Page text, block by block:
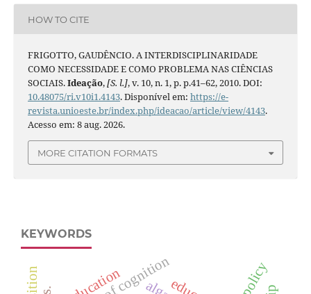
HOW TO CITE
FRIGOTTO, GAUDÊNCIO. A INTERDISCIPLINARIDADE
COMO NECESSIDADE E COMO PROBLEMA NAS CIÊNCIAS
SOCIAIS.Ideação,[S. l.], v. 10, n. 1, p. p.41–62, 2010. DOI:
10.48075/ri.v10i1.4143. Disponível em: https://e-
revista.unioeste.br/index.php/ideacao/article/view/4143.
Acesso em: 8 aug. 2026.
MORE CITATION FORMATS
KEYWORDS
education